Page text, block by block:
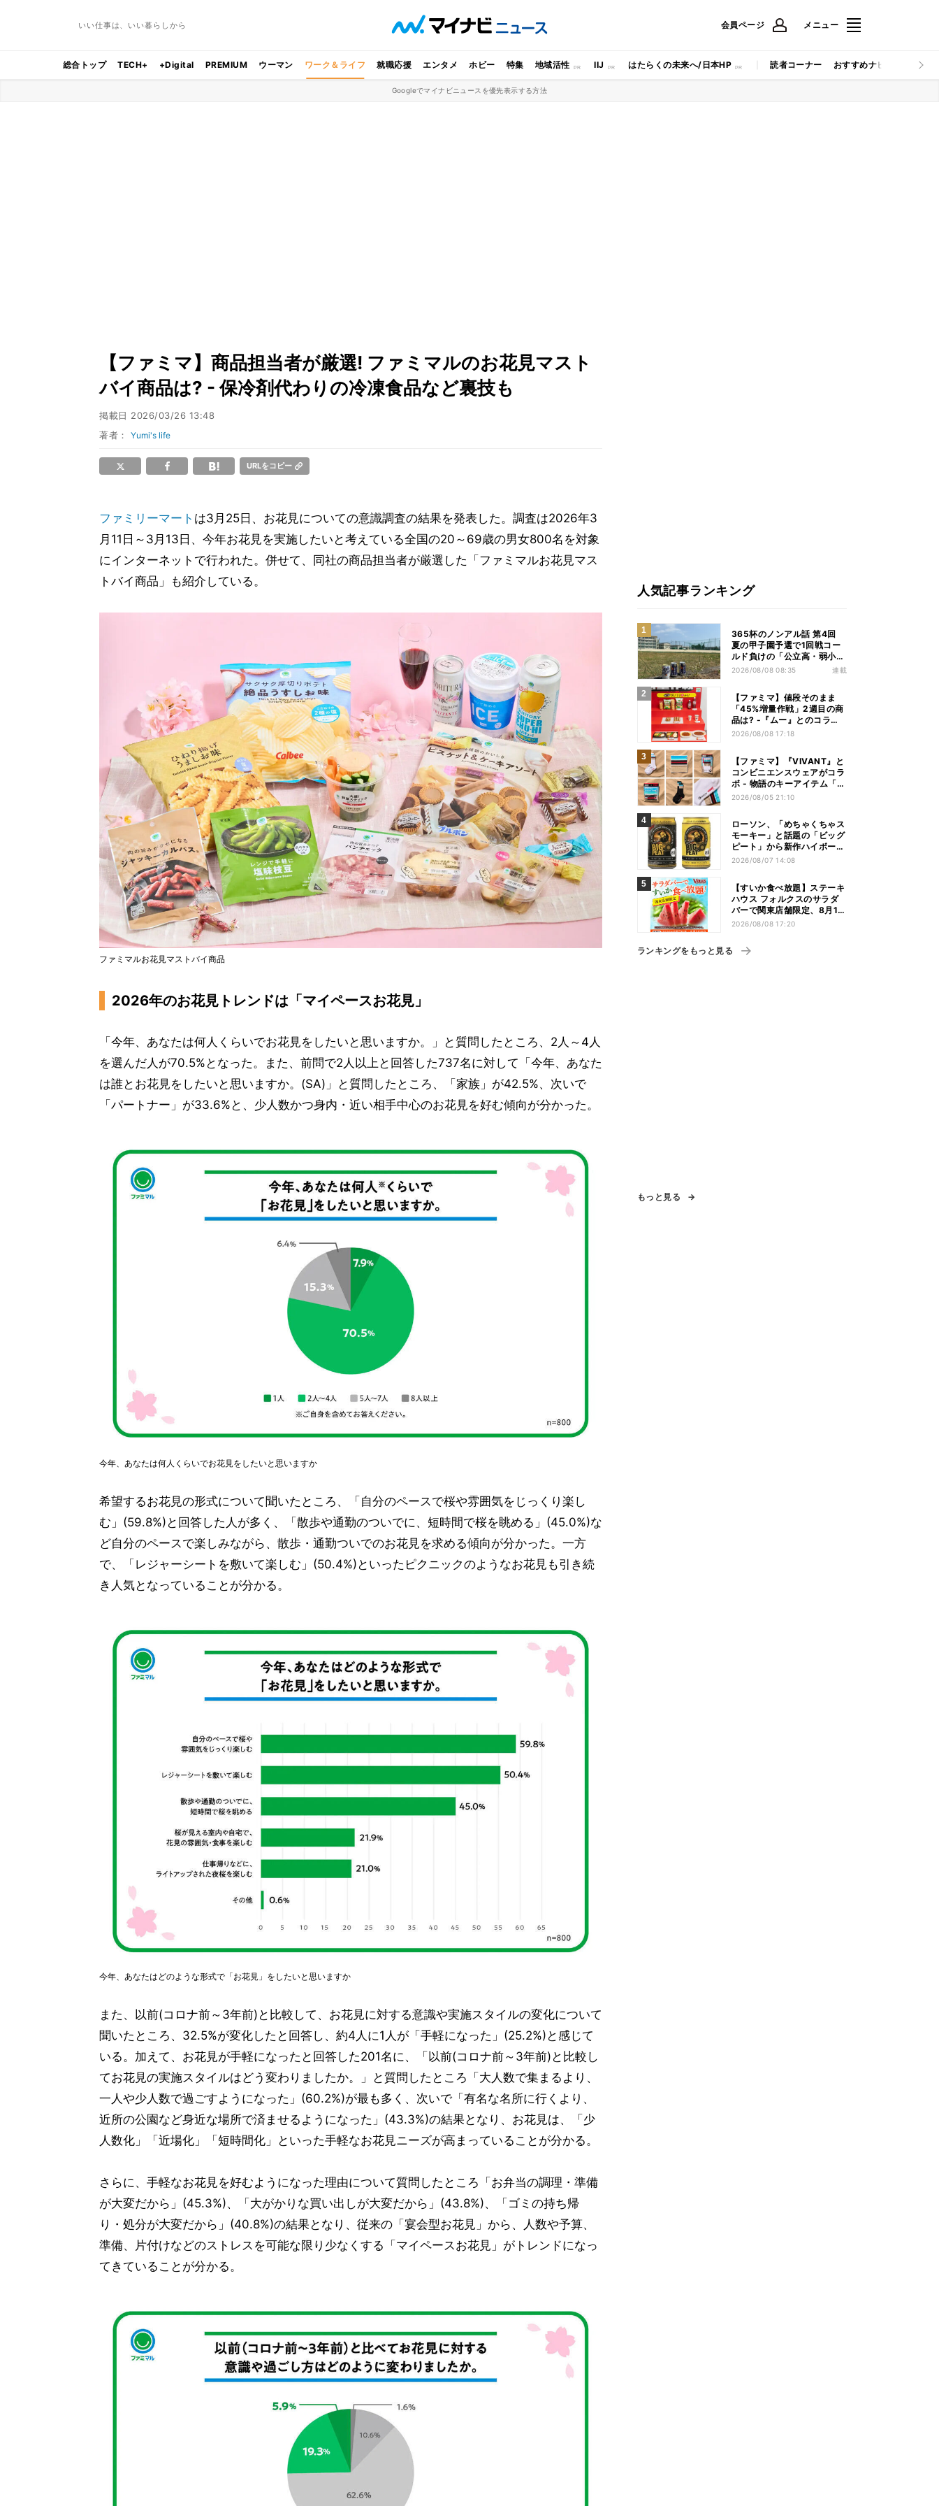
いい仕事は、いい暮らしから 会員ページ メニュー
総合トップ TECH+ +Digital PREMIUM ウーマン ワーク＆ライフ 就職応援 エンタメ ホビー 特集 地域活性 IIJ はたらくの未来へ/日本HP 読者コーナー おすすめナビ マイナビ
Googleでマイナビニュースを優先表示する方法
【ファミマ】商品担当者が厳選! ファミマルのお花見マスト
バイ商品は? - 保冷剤代わりの冷凍食品など裏技も
掲載日 2026/03/26 13:48
著者：Yumi's life
URLをコピー
ファミリーマート は3月25日、お花見についての意識調査の結果を発表した。調査は2026年3
月11日～3月13日、今年お花見を実施したいと考えている全国の20～69歳の男女800名を対象
にインターネットで行われた。併せて、同社の商品担当者が厳選した「ファミマルお花見マス
トバイ商品」も紹介している。
ファミマルお花見マストバイ商品
2026年のお花見トレンドは「マイペースお花見」
「今年、あなたは何人くらいでお花見をしたいと思いますか。」と質問したところ、2人～4人
を選んだ人が70.5%となった。また、前問で2人以上と回答した737名に対して「今年、あなた
は誰とお花見をしたいと思いますか。(SA)」と質問したところ、「家族」が42.5%、次いで
「パートナー」が33.6%と、少人数かつ身内・近い相手中心のお花見を好む傾向が分かった。
今年、あなたは何人くらいでお花見をしたいと思いますか
希望するお花見の形式について聞いたところ、「自分のペースで桜や雰囲気をじっくり楽し
む」(59.8%)と回答した人が多く、「散歩や通勤のついでに、短時間で桜を眺める」(45.0%)な
ど自分のペースで楽しみながら、散歩・通勤ついでのお花見を求める傾向が分かった。一方
で、「レジャーシートを敷いて楽しむ」(50.4%)といったピクニックのようなお花見も引き続
き人気となっていることが分かる。
今年、あなたはどのような形式で「お花見」をしたいと思いますか
また、以前(コロナ前～3年前)と比較して、お花見に対する意識や実施スタイルの変化について
聞いたところ、32.5%が変化したと回答し、約4人に1人が「手軽になった」(25.2%)と感じて
いる。加えて、お花見が手軽になったと回答した201名に、「以前(コロナ前～3年前)と比較し
てお花見の実施スタイルはどう変わりましたか。」と質問したところ「大人数で集まるより、
一人や少人数で過ごすようになった」(60.2%)が最も多く、次いで「有名な名所に行くより、
近所の公園など身近な場所で済ませるようになった」(43.3%)の結果となり、お花見は、「少
人数化」「近場化」「短時間化」といった手軽なお花見ニーズが高まっていることが分かる。
さらに、手軽なお花見を好むようになった理由について質問したところ「お弁当の調理・準備
が大変だから」(45.3%)、「大がかりな買い出しが大変だから」(43.8%)、「ゴミの持ち帰
り・処分が大変だから」(40.8%)の結果となり、従来の「宴会型お花見」から、人数や予算、
準備、片付けなどのストレスを可能な限り少なくする「マイペースお花見」がトレンドになっ
てきていることが分かる。
人気記事ランキング
365杯のノンアル話 第4回
夏の甲子園予選で1回戦コー
ルド負けの「公立高・弱小野
球部」 3年生の引退試合後、
2026/08/08 08:35 連載
【ファミマ】値段そのまま
「45%増量作戦」2週目の商
品は? -『ムー』とのコラボ
グッズもオンラインに登場
2026/08/08 17:18
【ファミマ】『VIVANT』と
コンビニエンスウェアがコラ
ボ - 物語のキーアイテム「別
班饅頭」も発売
2026/08/05 21:10
ローソン、「めちゃくちゃス
モーキー」と話題の「ビッグ
ピート」から新作ハイボール
缶＆ミニボトル発売
2026/08/07 14:08
【すいか食べ放題】ステーキ
ハウス フォルクスのサラダ
バーで関東店舗限定、8月16
日まで開催
2026/08/08 17:20
ランキングをもっと見る
もっと見る